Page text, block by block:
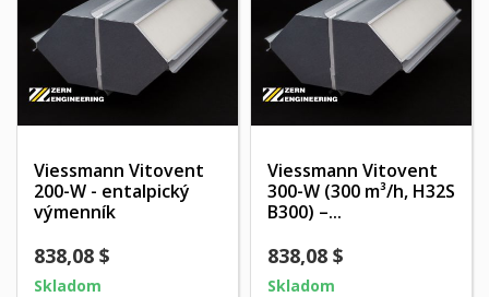
Viessmann Vitovent
200-W - entalpický
výmenník
838,08 $
Skladom
Viessmann Vitovent
300-W (300 m³/h, H32S
B300) –...
838,08 $
Skladom